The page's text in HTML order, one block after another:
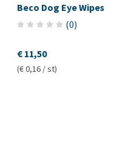
Beco Dog Eye Wipes
(0)
€ 11,50
(€ 0,16 / st)